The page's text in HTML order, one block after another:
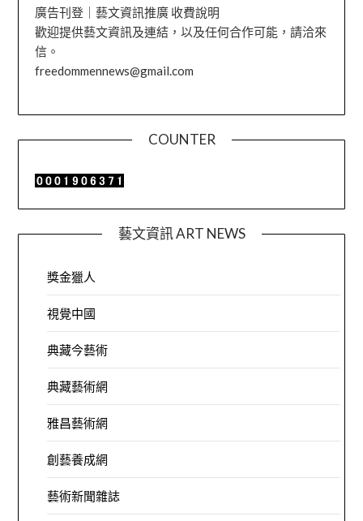
廣告刊登｜藝文資訊推廣 收費說明
歡迎提供藝文資訊及連結，以及任何合作可能，請洽來
信。
freedommennews@gmail.com
COUNTER
藝文資訊 ART NEWS
獎金獵人
視覺中國
典藏今藝術
典藏藝術網
雅昌藝術網
創藝養成網
藝術新聞雜誌